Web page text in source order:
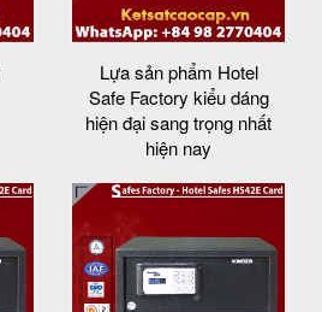
Lựa sản phẩm Hotel
Safe Factory kiểu dáng
hiện đại sang trọng nhất
hiện nay